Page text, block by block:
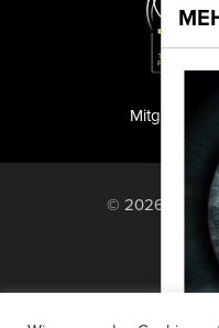
Mitglied der
© 2026 PF